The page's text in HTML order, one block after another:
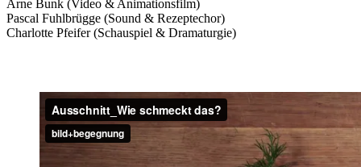
Arne Bunk (Video & Animationsfilm)
Pascal Fuhlbrügge (Sound & Rezeptechor)
Charlotte Pfeifer (Schauspiel & Dramaturgie)